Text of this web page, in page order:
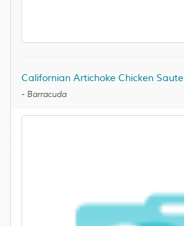
Californian Artichoke Chicken Saute
- Barracuda